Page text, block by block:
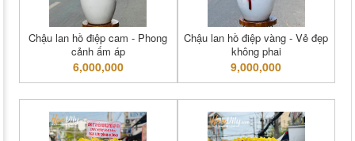
Chậu lan hồ điệp cam - Phong
cảnh ấm áp
6,000,000
Chậu lan hồ điệp vàng - Vẻ đẹp
không phai
9,000,000